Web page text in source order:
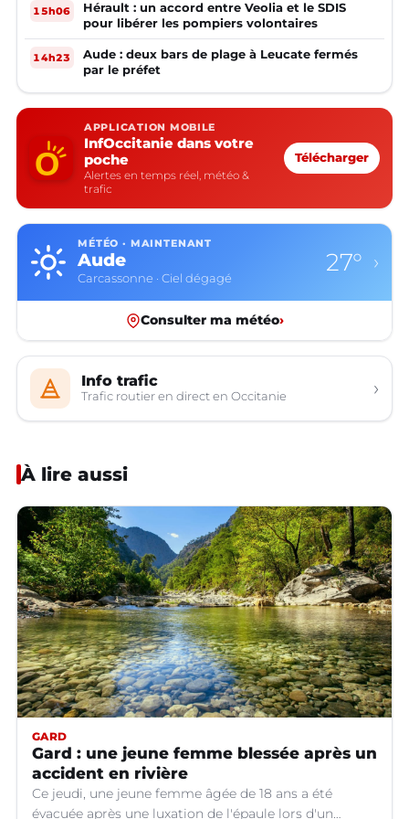
15h06
Hérault : un accord entre Veolia et le SDIS
pour libérer les pompiers volontaires
14h23
Aude : deux bars de plage à Leucate fermés
par le préfet
APPLICATION MOBILE
InfOccitanie dans votre
poche
Alertes en temps réel, météo &
trafic
Télécharger
MÉTÉO · MAINTENANT
Aude
Carcassonne · Ciel dégagé
27° ›
Consulter ma météo›
Info trafic
Trafic routier en direct en Occitanie ›
À lire aussi
GARD
Gard : une jeune femme blessée après un
accident en rivière
Ce jeudi, une jeune femme âgée de 18 ans a été
évacuée après une luxation de l'épaule lors d'un